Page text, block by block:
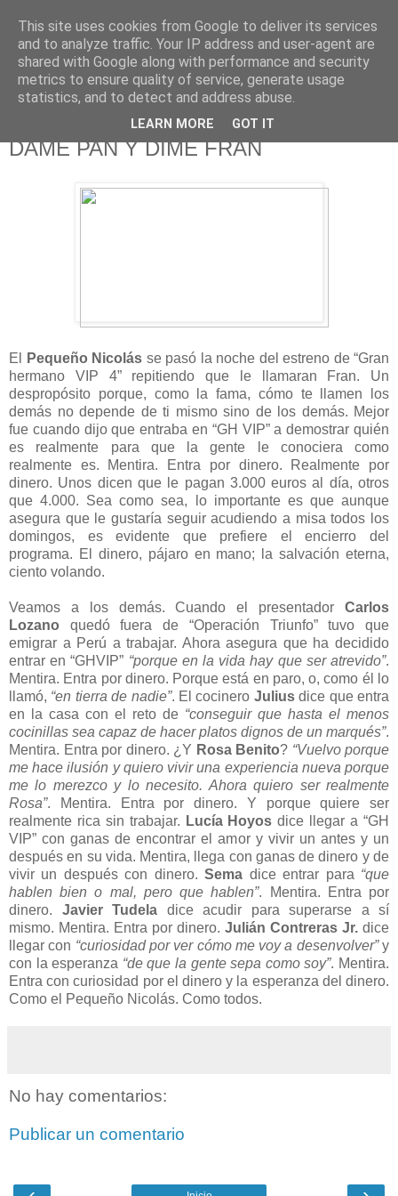
625 RANAS
LA TELEVISIÓN DESDE EL PUNTO DE VISTA BATRACIO
DAME PAN Y DIME FRAN
El Pequeño Nicolás se pasó la noche del estreno de “Gran
hermano VIP 4”repitiendo que le llamaran Fran. Un
despropósito porque, como la fama, cómo te llamen los
demás no depende de ti mismo sino de los demás. Mejor
fue cuando dijo que entraba en “GH VIP” a demostrar quién
es realmente para que la gente le conociera como
realmente es. Mentira. Entra por dinero. Realmente por
dinero. Unos dicen que le pagan 3.000 euros al día, otros
que 4.000. Sea como sea, lo importante es que aunque
asegura que le gustaría seguir acudiendo a misa todos los
domingos, es evidente que prefiere el encierro del
programa. El dinero, pájaro en mano; la salvación eterna,
ciento volando.
Veamos a los demás. Cuando el presentador Carlos
Lozano quedó fuera de “Operación Triunfo” tuvo que
emigrar a Perú a trabajar. Ahora asegura que ha decidido
entrar en “GHVIP” “porque en la vida hay que ser atrevido”.
Mentira. Entra por dinero. Porque está en paro, o, como él lo
llamó, “en tierra de nadie”. El cocinero Juliusdice que entra
en la casa con el reto de “conseguir que hasta el menos
cocinillas sea capaz de hacer platos dignos de un marqués”.
Mentira. Entra por dinero. ¿Y Rosa Benito? “Vuelvo porque
me hace ilusión y quiero vivir una experiencia nueva porque
me lo merezco y lo necesito. Ahora quiero ser realmente
Rosa”. Mentira. Entra por dinero. Y porque quiere ser
realmente rica sin trabajar. Lucía Hoyos dice llegar a “GH
VIP” con ganas de encontrar el amor y vivir un antes y un
después en su vida. Mentira, llega con ganas de dinero y de
vivir un después con dinero.Sema dice entrar para “que
hablen bien o mal, pero que hablen”. Mentira. Entra por
dinero. Javier Tudela dice acudir para superarse a sí
mismo. Mentira. Entra por dinero. Julián Contreras Jr. dice
llegar con “curiosidad por ver cómo me voy a desenvolver”y
con la esperanza “de que la gente sepa como soy”. Mentira.
Entra con curiosidad por el dinero y la esperanza del dinero.
Como el Pequeño Nicolás. Como todos.
No hay comentarios:
Publicar un comentario
This site uses cookies from Google to deliver its services
and to analyze traffic. Your IP address and user-agent are
shared with Google along with performance and security
metrics to ensure quality of service, generate usage
statistics, and to detect and address abuse.
LEARN MORE GOT IT